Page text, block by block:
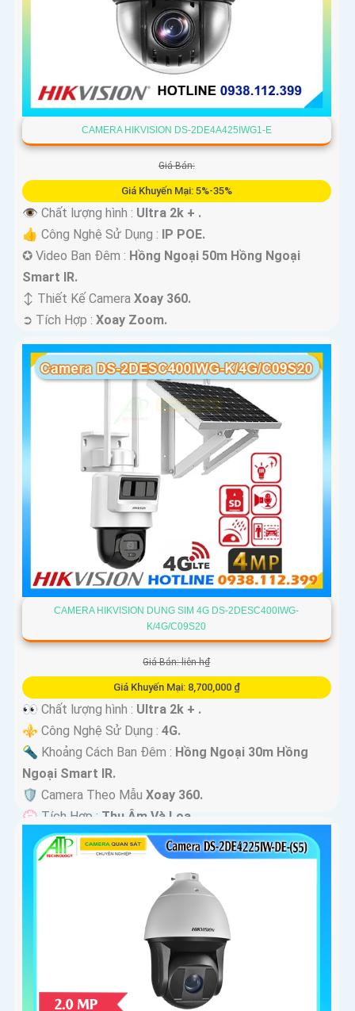
CAMERA HIKVISION DS-2DE4A425IWG1-E
Giá Bán:
Giá Khuyến Mại: 5%-35%
👁 Chất lượng hình : Ultra 2k + .
👍 Công Nghệ Sử Dụng : IP POE.
✪ Video Ban Đêm : Hồng Ngoại 50m Hồng Ngoại
Smart IR.
↕️ Thiết Kế Camera Xoay 360.
️➲ Tích Hợp : Xoay Zoom.
CAMERA HIKVISION DUNG SIM 4G DS-2DESC400IWG-
K/4G/C09S20
Giá Bán: liên h₫
Giá Khuyến Mại: 8,700,000 ₫
️
👀 Chất lượng hình : Ultra 2k + .
⚜️ Công Nghệ Sử Dụng : 4G.
🔦 Khoảng Cách Ban Đêm : Hồng Ngoại 30m Hồng
Ngoại Smart IR.
🛡 Camera Theo Mẫu Xoay 360.
️💮 Tích Hợp : Thu Âm Và Loa.